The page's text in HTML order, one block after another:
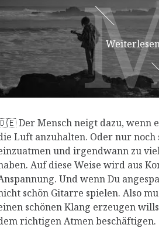
Der Mensch neigt dazu, wenn
Luft anzuhalten. Oder nur
und irgendwann zu
Auf diese Weise wird aus
Und wenn Du
schön Gitarre spielen. Also
schönen Klang erzeugen
richtigen Atmen beschäftigen.